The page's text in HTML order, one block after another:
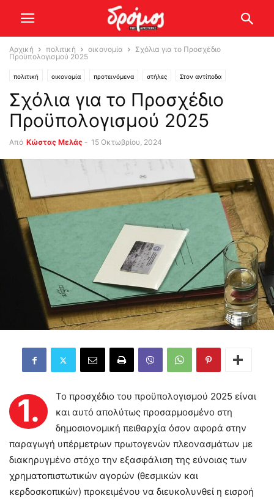
Αρχική πολιτική οικονομία
Σχόλια για το Προσχέδιο
Προϋπολογισμού 2025
πολιτική οικονομία προτεινόμενα στήλες Στον αντίποδα
Σχόλια για το Προσχέδιο
Προϋπολογισμού 2025
Από Κώστας Μελάς - 15 Οκτωβρίου, 2024
1.
Το προσχέδιο του προϋπολογισμού 2025 είναι
και αυτό απολύτως προσαρμοσμένο στη
δημοσιονομική πειθαρχία όσον αφορά στην
παραγωγή υπέρμετρων πρωτογενών πλεονασμάτων με
διακηρυγμένο στόχο την εξασφάλιση της εύνοιας των
χρηματοπιστωτικών αγορών (θεσμικών και
κερδοσκοπικών) προκειμένου να διευκολυνθεί η εισροή